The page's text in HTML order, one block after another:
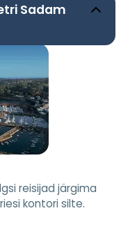
Sadam
reisijad järgima
kontori silte.